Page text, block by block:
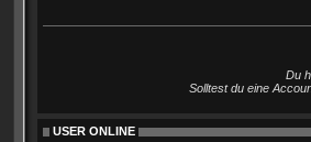
Du
Solltest du eine
USER ONLINE